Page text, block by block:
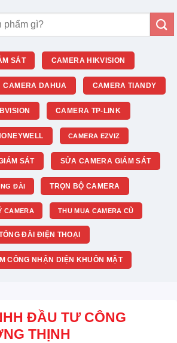
SÁT CAMERA HIKVISION
CAMERA DAHUA CAMERA TIANDY
CAMERA TP-LINK
CAMERA EZVIZ
SÁT SỬA CAMERA GIÁM SÁT
ĐÀI TRỌN BỘ CAMERA
CAMERA THU MUA CAMERA CŨ
ĐÀI ĐIỆN THOẠI
CÔNG NHẬN DIỆN KHUÔN MẶT
ĐẦU TƯ CÔNG
THỊNH